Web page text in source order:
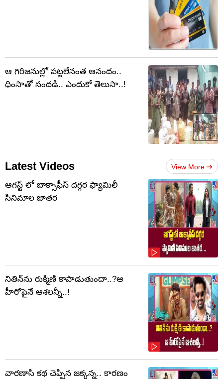
ఆ గిరిజనుల్లో పట్టలేనంత ఆనందం..
ధింసాతో సందడి.. ఎందుకో తెలుసా..!
Latest Videos View More
ఆగస్ట్ లో బాక్సాఫీస్ దగ్గర ఫ్యామిలీ
సినిమాల జాతర
నితిన్‌ను రుక్మిణి కాపాడుతుందా..?ఆ
హీరోపైనే ఆశలన్నీ..!
వారణాసి కథ చెప్పిన జక్కన్న.. కారణం